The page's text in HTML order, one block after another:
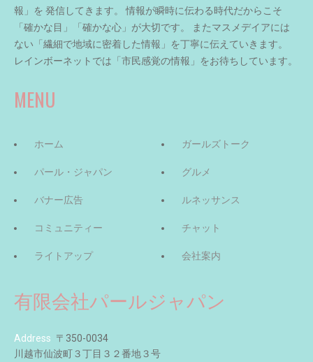
報」を 発信してきます。 情報が瞬時に伝わる時代だからこそ
「確かな目」「確かな心」が大切です。 またマスメデイアには
ない「繊細で地域に密着した情報」を丁寧に伝えていきます。
レインボーネットでは「市民感覚の情報」をお待ちしています。
MENU
ホーム
パール・ジャパン
バナー広告
コミュニティー
ライトアップ
ガールズトーク
グルメ
ルネッサンス
チャット
会社案内
有限会社パールジャパン
Address 〒350-0034
川越市仙波町３丁目３２番地３号